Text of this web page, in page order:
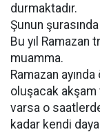
durmaktadır.
Şunun
Bu yıl Ramazan
muamma.
Ramazan
oluşacak akşam
varsa o
kadar kendi